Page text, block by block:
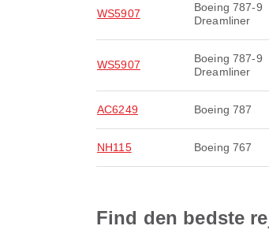
WS5907
Boeing 787-9
Dreamliner
WS5907
Boeing 787-9
Dreamliner
AC6249 Boeing 787
NH115 Boeing 767
Find den bedste